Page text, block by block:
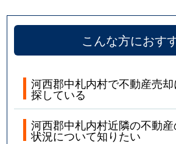
こんな方におす
河西郡中札内村で不動産売
探している
河西郡中札内村近隣の不動
状況について知りたい